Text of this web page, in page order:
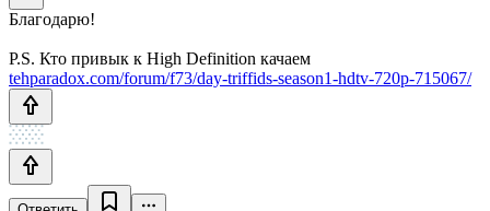
Благодарю!
P.S. Кто привык к High Definition качаем
tehparadox.com/forum/f73/day-triffids-season1-hdtv-720p-715067/